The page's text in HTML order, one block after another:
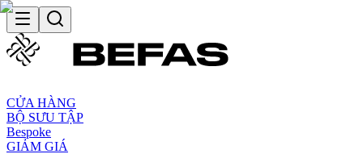
CỬA HÀNG
BỘ SƯU TẬP
Bespoke
GIẢM GIÁ